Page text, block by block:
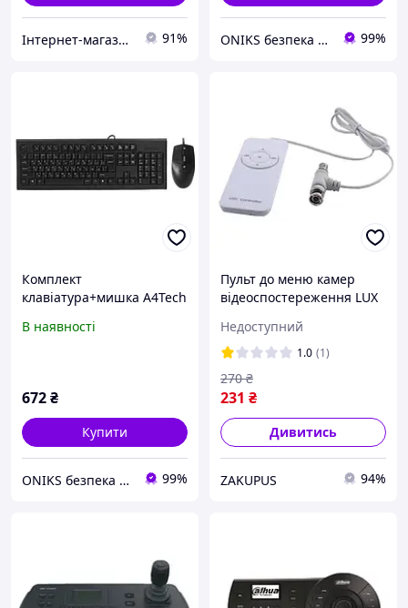
Інтернет-магазин "Насоси Океан" 91% ONIKS безпека та комфорт 99%
Комплект
клавіатура+мишка A4Tech
В наявності
672₴
Купити
ONIKS безпека та комфорт 99%
Пульт до меню камер
відеоспостереження LUX
Недоступний
1.0 (1)
231 ₴
270 ₴
Дивитись
ZAKUPUS 94%